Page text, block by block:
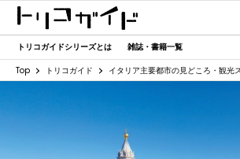
トリコガイドシリーズとは 雑誌・書籍一覧
Top トリコガイド イタリア主要都市の見どころ・観光